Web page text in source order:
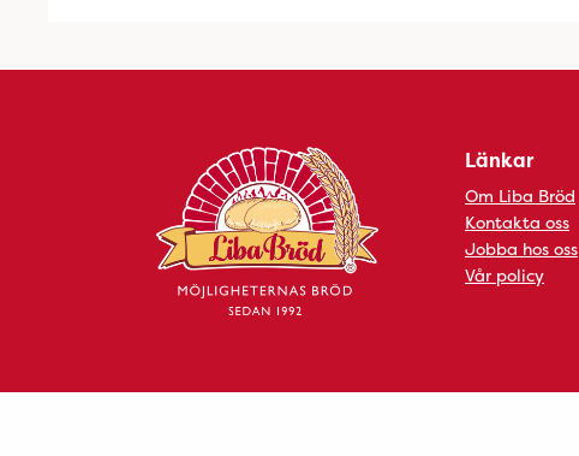
Länkar
Om Liba Bröd
Kontakta oss
Jobba hos oss
Vår policy